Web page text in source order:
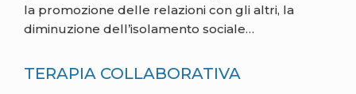
la promozione delle relazioni con gli altri, la
diminuzione dell’isolamento sociale…
TERAPIA COLLABORATIVA